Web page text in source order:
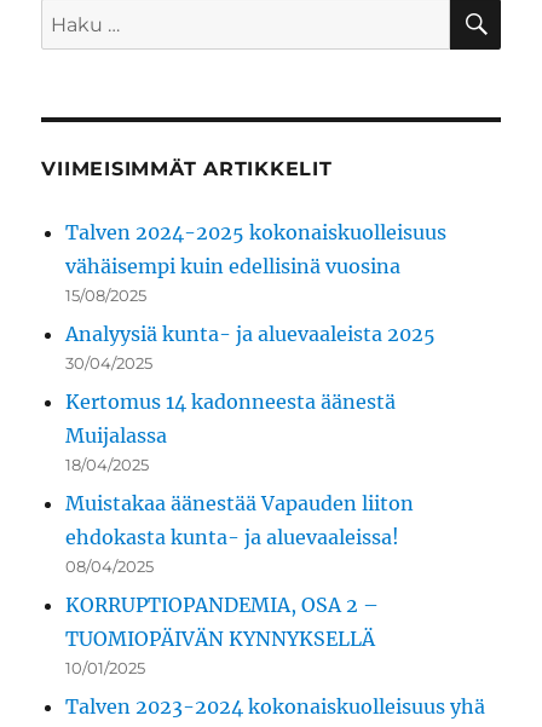
Etsi:
VIIMEISIMMÄT ARTIKKELIT
Talven 2024-2025 kokonaiskuolleisuus
vähäisempi kuin edellisinä vuosina
15/08/2025
Analyysiä kunta- ja aluevaaleista 2025
30/04/2025
Kertomus 14 kadonneesta äänestä
Muijalassa
18/04/2025
Muistakaa äänestää Vapauden liiton
ehdokasta kunta- ja aluevaaleissa!
08/04/2025
KORRUPTIOPANDEMIA, OSA 2 –
TUOMIOPÄIVÄN KYNNYKSELLÄ
10/01/2025
Talven 2023-2024 kokonaiskuolleisuus yhä